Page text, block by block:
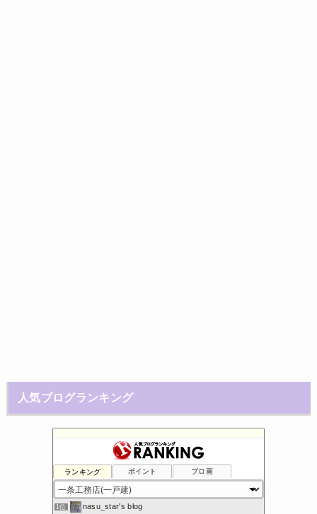
人気ブログランキング
ランキング ポイント ブロ画
1位 nasu_star's blog